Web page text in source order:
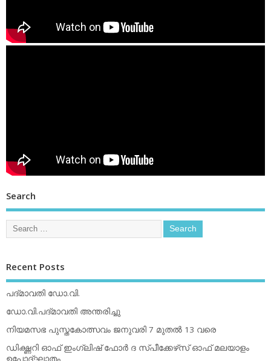
Search
Recent Posts
പദ്മാവതി ഡോ.വി.
ഡോ.വി.പദ്മാവതി അന്തരിച്ചു
നിയമസഭ പുസ്തകോത്സവം ജനുവരി 7 മുതല്‍ 13 വരെ
ഡിക്ഷ്ണറി ഓഫ് ഇംഗ്ലിഷ് ഫോര്‍ ദ സ്പീക്കേഴ്‌സ് ഓഫ് മലയാളം
ഉപോദ്ഘാതം